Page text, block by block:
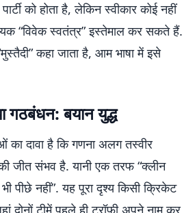
को होता है, लेकिन स्वीकार कोई नहीं
“विवेक स्वतंत्र” इस्तेमाल कर सकते हैं.
कहा जाता है, आम भाषा में इसे
गठबंधन: बयान युद्ध
का दावा है कि गणना अलग तस्वीर
जीत संभव है. यानी एक तरफ “क्लीन
पीछे नहीं”. यह पूरा दृश्य किसी क्रिकेट
दोनों टीमें पहले ही ट्रॉफी अपने नाम कर